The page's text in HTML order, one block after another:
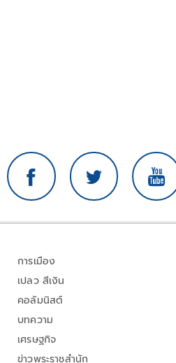
การเมือง
เปลว สีเงิน
คอลัมนิสต์
บทความ
เศรษฐกิจ
ข่าวพระราชสำนัก